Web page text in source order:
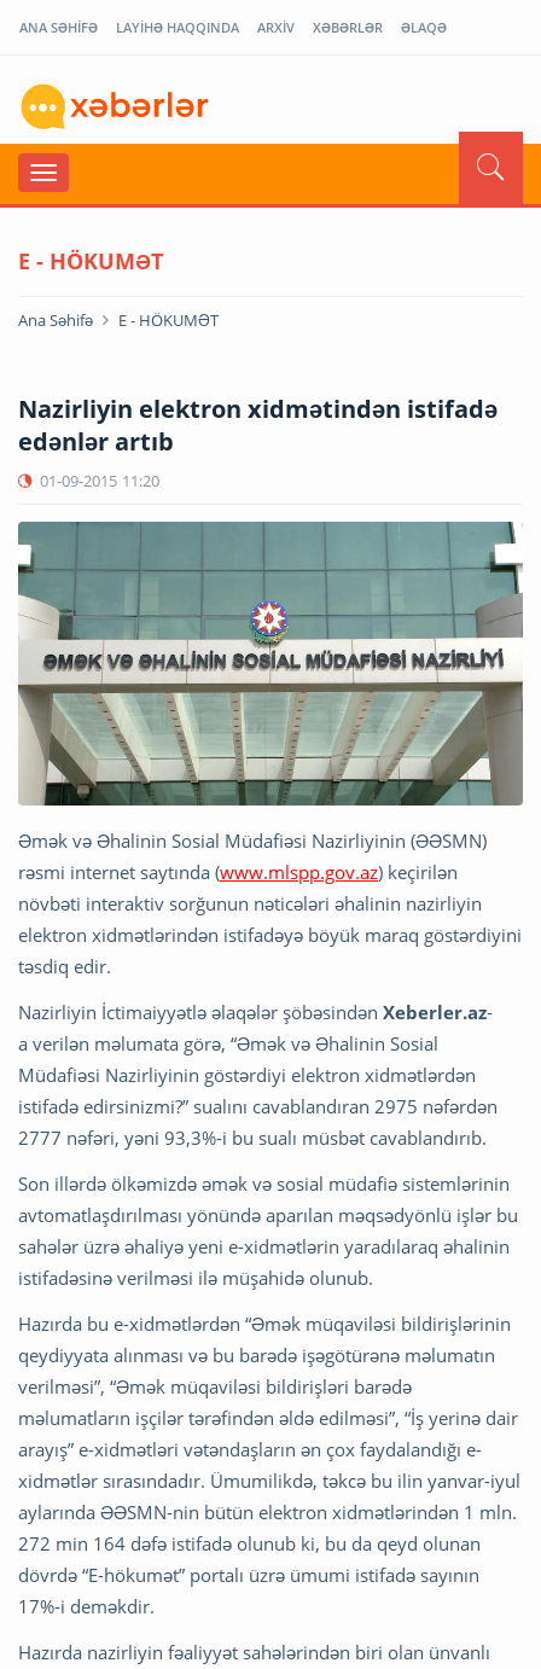
ANA SƏHİFƏ LAYİHƏ HAQQINDA ARXİV XƏBƏRLƏR ƏLAQƏ
E - HÖKUMƏT
Ana Səhifə E - HÖKUMƏT
Nazirliyin elektron xidmətindən istifadə
edənlər artıb
01-09-2015 11:20
Əmək və Əhalinin Sosial Müdafiəsi Nazirliyinin (ƏƏSMN)
rəsmi internet saytında (www.mlspp.gov.az) keçirilən
növbəti interaktiv sorğunun nəticələri əhalinin nazirliyin
elektron xidmətlərindən istifadəyə böyük maraq göstərdiyini
təsdiq edir.
Nazirliyin İctimaiyyətlə əlaqələr şöbəsindən Xeberler.az-
a verilən məlumata görə, “Əmək və Əhalinin Sosial
Müdafiəsi Nazirliyinin göstərdiyi elektron xidmətlərdən
istifadə edirsinizmi?” sualını cavablandıran 2975 nəfərdən
2777 nəfəri, yəni 93,3%-i bu sualı müsbət cavablandırıb.
Son illərdə ölkəmizdə əmək və sosial müdafiə sistemlərinin
avtomatlaşdırılması yönündə aparılan məqsədyönlü işlər bu
sahələr üzrə əhaliyə yeni e-xidmətlərin yaradılaraq əhalinin
istifadəsinə verilməsi ilə müşahidə olunub.
Hazırda bu e-xidmətlərdən “Əmək müqaviləsi bildirişlərinin
qeydiyyata alınması və bu barədə işəgötürənə məlumatın
verilməsi”, “Əmək müqaviləsi bildirişləri barədə
məlumatların işçilər tərəfindən əldə edilməsi”, “İş yerinə dair
arayış” e-xidmətləri vətəndaşların ən çox faydalandığı e-
xidmətlər sırasındadır. Ümumilikdə, təkcə bu ilin yanvar-iyul
aylarında ƏƏSMN-nin bütün elektron xidmətlərindən 1 mln.
272 min 164 dəfə istifadə olunub ki, bu da qeyd olunan
dövrdə “E-hökumət” portalı üzrə ümumi istifadə sayının
17%-i deməkdir.
Hazırda nazirliyin fəaliyyət sahələrindən biri olan ünvanlı